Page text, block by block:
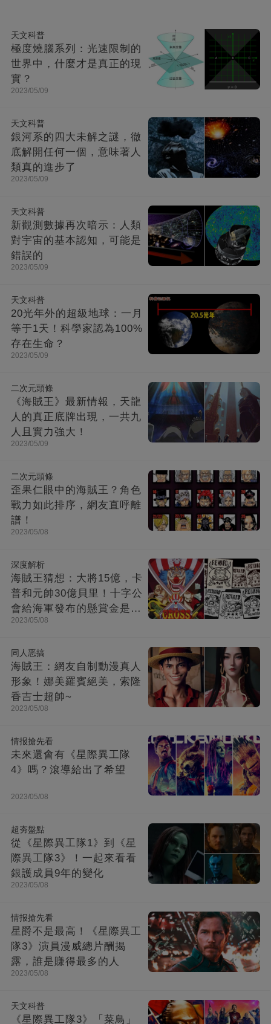
天文科普
極度燒腦系列：光速限制的
世界中，什麼才是真正的現
實？
2023/05/09
天文科普
銀河系的四大未解之謎，徹
底解開任何一個，意味著人
類真的進步了
2023/05/09
天文科普
新觀測數據再次暗示：人類
對宇宙的基本認知，可能是
錯誤的
2023/05/09
天文科普
20光年外的超級地球：一月
等于1天！科學家認為100%
存在生命？
2023/05/09
二次元頭條
《海賊王》最新情報，天龍
人的真正底牌出現，一共九
人且實力強大！
2023/05/09
二次元頭條
歪果仁眼中的海賊王？角色
戰力如此排序，網友直呼離
譜！
2023/05/08
深度解析
海賊王猜想：大將15億，卡
普和元帥30億貝里！十字公
會給海軍發布的懸賞金是多
少？
2023/05/08
同人恶搞
海賊王：網友自制動漫真人
形象！娜美羅賓絕美，索隆
香吉士超帥~
2023/05/08
情报搶先看
未來還會有《星際異工隊
4》嗎？滾導給出了希望
2023/05/08
超夯盤點
從《星際異工隊1》到《星
際異工隊3》！一起來看看
銀護成員9年的變化
2023/05/08
情报搶先看
星爵不是最高！《星際異工
隊3》演員漫威總片酬揭
露，誰是賺得最多的人
2023/05/08
天文科普
《星際異工隊3》「菜鳥」